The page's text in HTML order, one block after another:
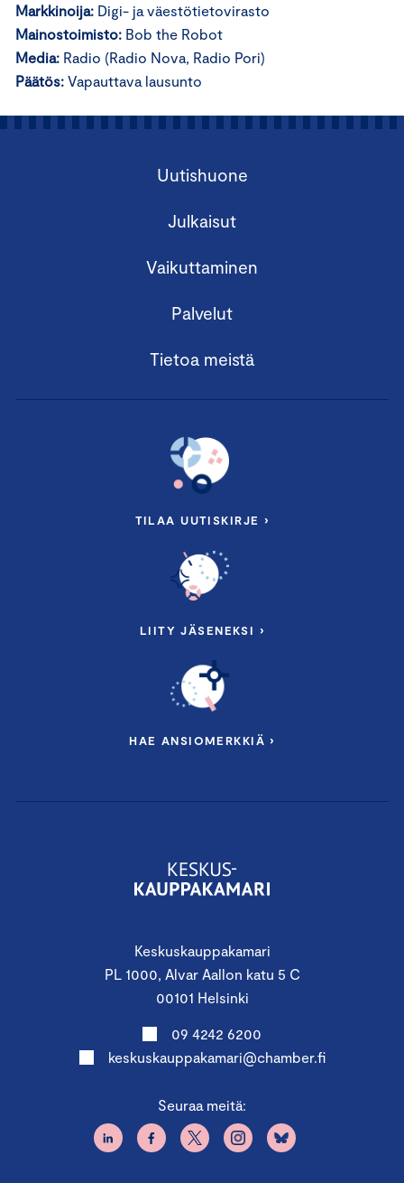
Markkinoija: Digi- ja väestötietovirasto
Mainostoimisto: Bob the Robot
Media: Radio (Radio Nova, Radio Pori)
Päätös: Vapauttava lausunto
Keskuskauppakamari
PL 1000, Alvar Aallon katu 5 C
00101 Helsinki
09 4242 6200
keskuskauppakamari@chamber.fi
Seuraa meitä:
Uutishuone
Julkaisut
Vaikuttaminen
Palvelut
Tietoa meistä
TILAA UUTISKIRJE ›
LIITY JÄSENEKSI ›
HAE ANSIOMERKKIÄ ›